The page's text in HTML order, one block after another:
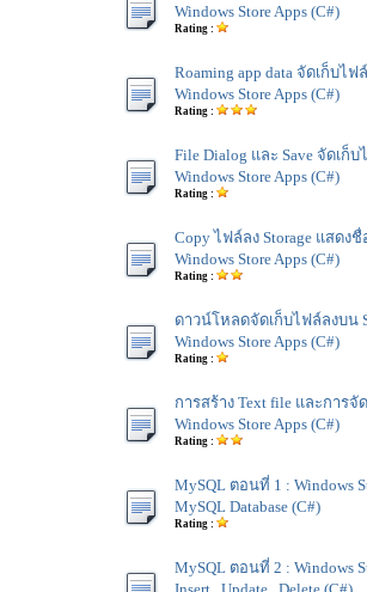
Windows Store Apps (C#)
Rating :
Roaming app data จัดเก็บไฟ
Windows Store Apps (C#)
Rating :
File Dialog และ Save จัดเก็บ
Windows Store Apps (C#)
Rating :
Copy ไฟล์ลง Storage แสดง
Windows Store Apps (C#)
Rating :
ดาวน์โหลดจัดเก็บไฟล์ลงบน
Windows Store Apps (C#)
Rating :
การสร้าง Text file และการจั
Windows Store Apps (C#)
Rating :
MySQL ตอนที่ 1 : Windows
MySQL Database (C#)
Rating :
MySQL ตอนที่ 2 : Windows